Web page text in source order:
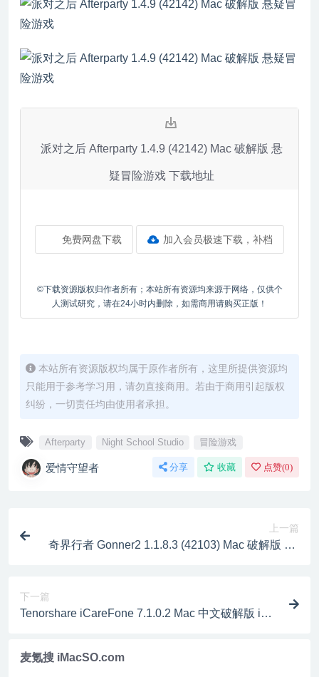
派对之后 Afterparty 1.4.9 (42142) Mac 破解版 悬
疑冒险游戏 下载地址
免费网盘下载 加入会员极速下载，补档
©下载资源版权归作者所有；本站所有资源均来源于网络，仅供个
人测试研究，请在24小时内删除，如需商用请购买正版！
本站所有资源版权均属于原作者所有，这里所提供资源均
只能用于参考学习用，请勿直接商用。若由于商用引起版权
纠纷，一切责任均由使用者承担。
Afterparty Night School Studio 冒险游戏
爱情守望者 分享 收藏 点赞(0)
上一篇
奇界行者 Gonner2 1.1.8.3 (42103) Mac 破解版 2D
下一篇
Tenorshare iCareFone 7.1.0.2 Mac 中文破解版 iOS
麦氪搜 iMacSO.com